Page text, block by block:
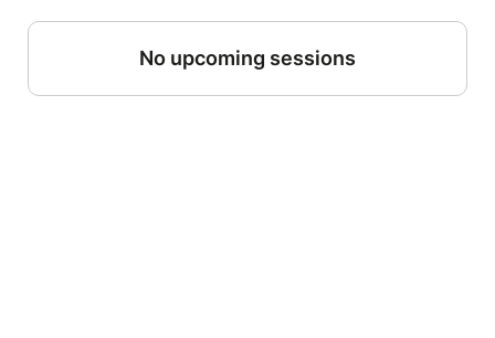
No upcoming sessions